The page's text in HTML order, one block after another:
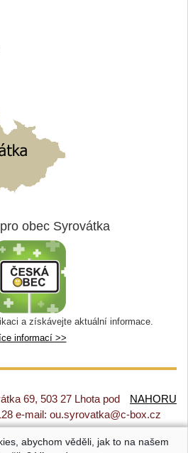
obec Syrovátka
a získávejte aktuální informace.
informací >>
NAHORU
69, 503 27 Lhota pod
e-mail: ou.syrovatka@c-box.cz
|Původní web|Nastavení cookies
abychom věděli, jak to na našem